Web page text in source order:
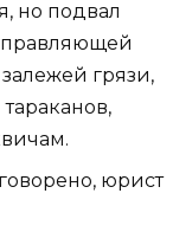
но подвал
грязи,
юрист